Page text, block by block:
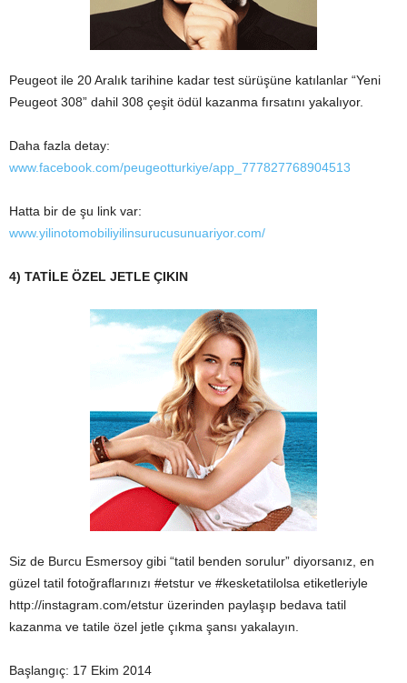
Peugeot ile 20 Aralık tarihine kadar test sürüşüne katılanlar “Yeni
Peugeot 308” dahil 308 çeşit ödül kazanma fırsatını yakalıyor.
Daha fazla detay:
www.facebook.com/peugeotturkiye/app_777827768904513
Hatta bir de şu link var:
www.yilinotomobiliyilinsurucusunuariyor.com/
4) TATİLE ÖZEL JETLE ÇIKIN
Siz de Burcu Esmersoy gibi “tatil benden sorulur” diyorsanız, en
güzel tatil fotoğraflarınızı #etstur ve #kesketatilolsa etiketleriyle
http://instagram.com/etstur üzerinden paylaşıp bedava tatil
kazanma ve tatile özel jetle çıkma şansı yakalayın.
Başlangıç: 17 Ekim 2014